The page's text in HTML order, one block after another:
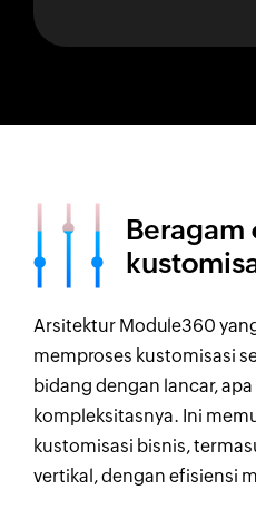
Beragam
Arsitektur Module360
memproses kustomisasi
bidang dengan lancar,
kompleksitasnya. Ini
kustomisasi bisnis,
vertikal, dengan efisiensi